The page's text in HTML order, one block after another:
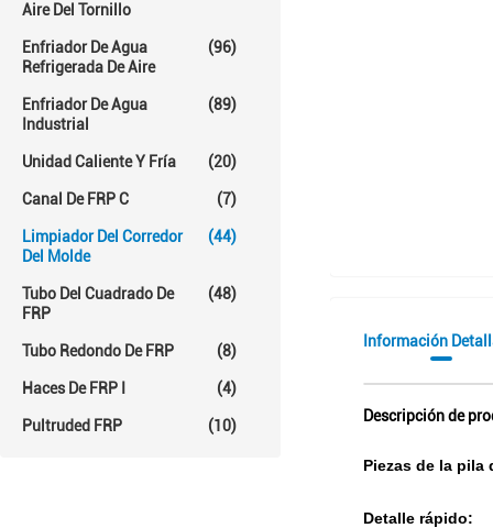
Aire Del Tornillo
Enfriador De Agua
Refrigerada De Aire
(96)
Enfriador De Agua
Industrial
(89)
Unidad Caliente Y Fría (20)
Canal De FRP C (7)
Limpiador Del Corredor
Del Molde
(44)
Tubo Del Cuadrado De
FRP
(48)
Tubo Redondo De FRP (8)
Haces De FRP I (4)
Pultruded FRP (10)
Información
Descripción de
Piezas de la pila
Detalle rápido: